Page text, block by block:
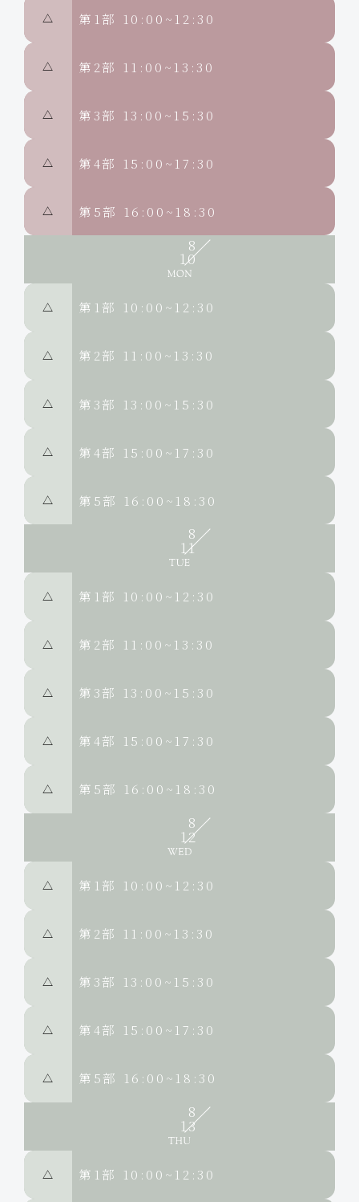
△ 第1部 10:00~12:30
△ 第2部 11:00~13:30
△ 第3部 13:00~15:30
△ 第4部 15:00~17:30
△ 第5部 16:00~18:30
8
10
△ 第1部 10:00~12:30
△ 第2部 11:00~13:30
△ 第3部 13:00~15:30
△ 第4部 15:00~17:30
△ 第5部 16:00~18:30
8
11
△ 第1部 10:00~12:30
△ 第2部 11:00~13:30
△ 第3部 13:00~15:30
△ 第4部 15:00~17:30
△ 第5部 16:00~18:30
8
12
△ 第1部 10:00~12:30
△ 第2部 11:00~13:30
△ 第3部 13:00~15:30
△ 第4部 15:00~17:30
△ 第5部 16:00~18:30
8
13
△ 第1部 10:00~12:30